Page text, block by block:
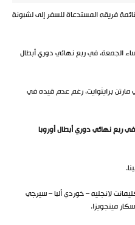
فريقه المستدعاة للسفر إلى لشبونة
الجمعة، في ربع نهائي دوري أبطال
برايثوايت، رغم عدم قيده في
ربع نهائي دوري أبطال أوروبا
لانجليه – خوردي ألبا – سيرجي
مينجويزا.